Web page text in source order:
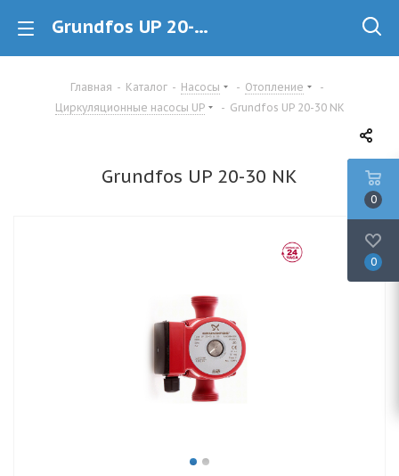
Grundfos UP 20-30 NK 59643501 циркуляционный насос купить в Минске
Главная - Каталог - Насосы - Отопление
-
Циркуляционные насосы UP
- Grundfos UP 20-30 NK
Grundfos UP 20-30 NK
0
0